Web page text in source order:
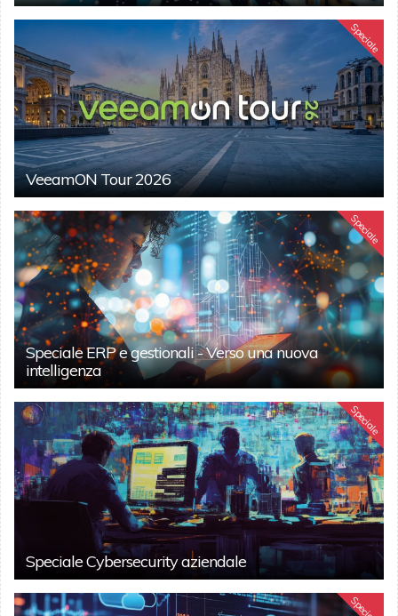
Speciale
VeeamON Tour 2026
Speciale
Speciale ERP e gestionali - Verso una nuova
intelligenza
Speciale
Speciale Cybersecurity aziendale